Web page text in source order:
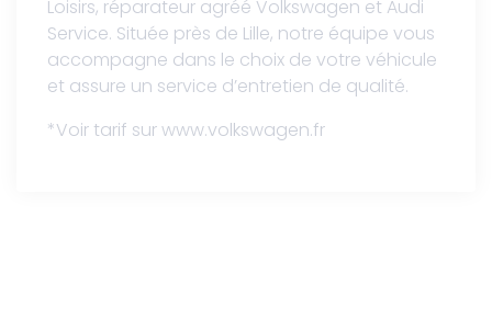
Loisirs, réparateur agréé Volkswagen et Audi
Service. Située près de Lille, notre équipe vous
accompagne dans le choix de votre véhicule
et assure un service d’entretien de qualité.
*Voir tarif sur www.volkswagen.fr